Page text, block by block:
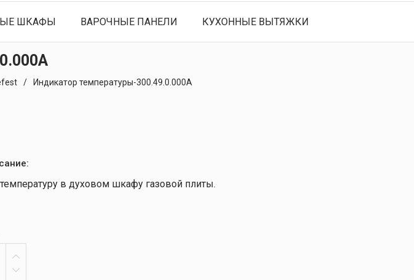
ШКАФЫ ВАРОЧНЫЕ ПАНЕЛИ КУХОННЫЕ ВЫТЯЖКИ
Индикатор температуры-300.49.0.000А
в духовом шкафу газовой плиты.